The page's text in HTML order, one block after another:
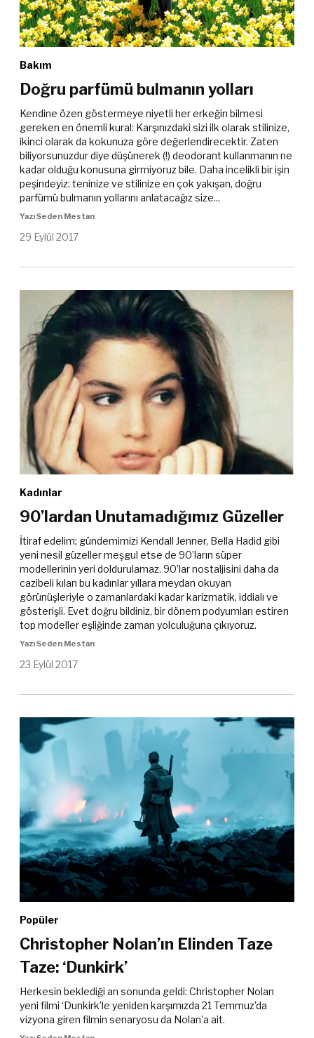
Bakım
Doğru parfümü bulmanın yolları
Kendine özen göstermeye niyetli her erkeğin bilmesi
gereken en önemli kural: Karşınızdaki sizi ilk olarak stilinize,
ikinci olarak da kokunuza göre değerlendirecektir. Zaten
biliyorsunuzdur diye düşünerek (!) deodorant kullanmanın ne
kadar olduğu konusuna girmiyoruz bile. Daha incelikli bir işin
peşindeyiz: teninize ve stilinize en çok yakışan, doğru
parfümü bulmanın yollarını anlatacağız size...
Yazı Seden Mestan
29 Eylül 2017
Kadınlar
90’lardan Unutamadığımız Güzeller
İtiraf edelim; gündemimizi Kendall Jenner, Bella Hadid gibi
yeni nesil güzeller meşgul etse de 90’ların süper
modellerinin yeri doldurulamaz. 90’lar nostaljisini daha da
cazibeli kılan bu kadınlar yıllara meydan okuyan
görünüşleriyle o zamanlardaki kadar karizmatik, iddialı ve
gösterişli. Evet doğru bildiniz, bir dönem podyumları estiren
top modeller eşliğinde zaman yolculuğuna çıkıyoruz.
Yazı Seden Mestan
23 Eylül 2017
Popüler
Christopher Nolan’ın Elinden Taze
Taze: ‘Dunkirk’
Herkesin beklediği an sonunda geldi: Christopher Nolan
yeni filmi ‘Dunkirk’le yeniden karşımızda 21 Temmuz’da
vizyona giren filmin senaryosu da Nolan’a ait.